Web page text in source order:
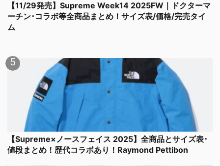
【11/29発売】Supreme Week14 2025FW｜ドクターマ
ーチン･コラボ等全商品まとめ！サイズ表/価格/完売タイ
ム
【Supreme×ノースフェイス 2025】全商品とサイズ表･
値段まとめ！歴代コラボあり！Raymond Pettibon